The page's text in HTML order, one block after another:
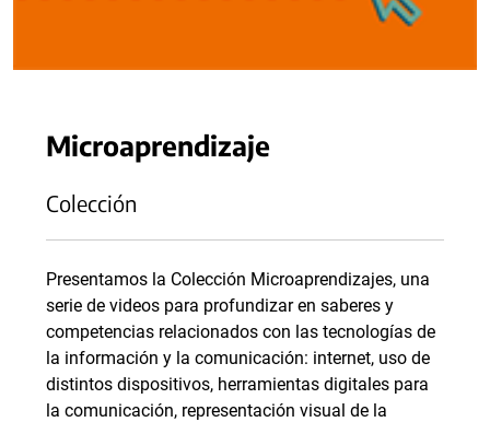
Microaprendizaje
Colección
Presentamos la Colección Microaprendizajes, una
serie de videos para profundizar en saberes y
competencias relacionados con las tecnologías de
la información y la comunicación: internet, uso de
distintos dispositivos, herramientas digitales para
la comunicación, representación visual de la